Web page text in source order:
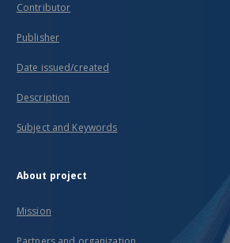
Contributor
Publisher
Date issued/created
Description
Subject and Keywords
About project
Mission